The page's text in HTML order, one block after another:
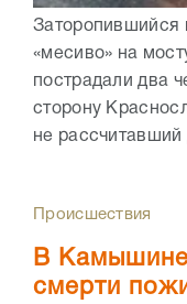
Заторопившийся
«месиво» на
пострадали два
сторону
не рассчитавший
Происшествия
В
смерти